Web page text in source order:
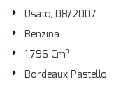
Usato, 08/2007
Benzina
1.796 Cm³
Bordeaux Pastello